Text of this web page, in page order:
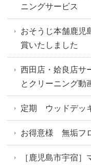
ニングサービス
おそうじ本舗鹿児
賞いたしました
西田店・姶良店
とクリーニング
定期 ウッドデッ
お得意様 無垢フ
［鹿児島市宇宿